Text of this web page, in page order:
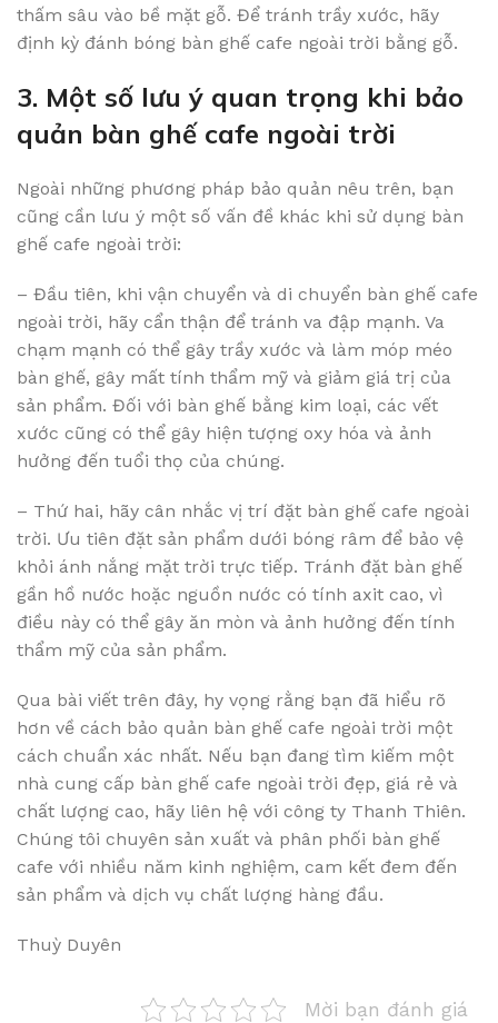
thấm sâu vào bề mặt gỗ. Để tránh trầy xước, hãy
định kỳ đánh bóng bàn ghế cafe ngoài trời bằng gỗ.
3. Một số lưu ý quan trọng khi bảo
quản bàn ghế cafe ngoài trời
Ngoài những phương pháp bảo quản nêu trên, bạn
cũng cần lưu ý một số vấn đề khác khi sử dụng bàn
ghế cafe ngoài trời:
– Đầu tiên, khi vận chuyển và di chuyển bàn ghế cafe
ngoài trời, hãy cẩn thận để tránh va đập mạnh. Va
chạm mạnh có thể gây trầy xước và làm móp méo
bàn ghế, gây mất tính thẩm mỹ và giảm giá trị của
sản phẩm. Đối với bàn ghế bằng kim loại, các vết
xước cũng có thể gây hiện tượng oxy hóa và ảnh
hưởng đến tuổi thọ của chúng.
– Thứ hai, hãy cân nhắc vị trí đặt bàn ghế cafe ngoài
trời. Ưu tiên đặt sản phẩm dưới bóng râm để bảo vệ
khỏi ánh nắng mặt trời trực tiếp. Tránh đặt bàn ghế
gần hồ nước hoặc nguồn nước có tính axit cao, vì
điều này có thể gây ăn mòn và ảnh hưởng đến tính
thẩm mỹ của sản phẩm.
Qua bài viết trên đây, hy vọng rằng bạn đã hiểu rõ
hơn về cách bảo quản bàn ghế cafe ngoài trời một
cách chuẩn xác nhất. Nếu bạn đang tìm kiếm một
nhà cung cấp bàn ghế cafe ngoài trời đẹp, giá rẻ và
chất lượng cao, hãy liên hệ với công ty Thanh Thiên.
Chúng tôi chuyên sản xuất và phân phối bàn ghế
cafe với nhiều năm kinh nghiệm, cam kết đem đến
sản phẩm và dịch vụ chất lượng hàng đầu.
Thuỳ Duyên
Mời bạn đánh giá